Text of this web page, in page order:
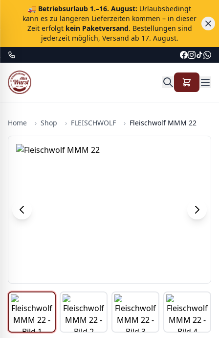
🚚 Betriebsurlaub 1.–16. August: Urlaubsbedingt
kann es zu längeren Lieferzeiten kommen – in dieser
Zeit erfolgt kein Paketversand. Bestellungen sind
jederzeit möglich, Versand ab 17. August.
Home › Shop › FLEISCHWOLF › Fleischwolf MMM 22